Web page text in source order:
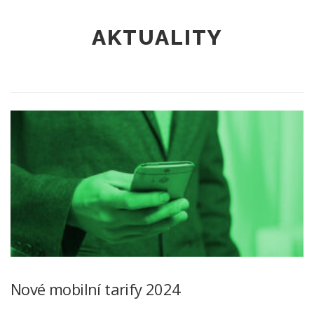
AKTUALITY
Nové mobilní tarify 2024